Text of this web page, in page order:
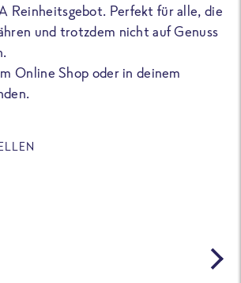
Reinheitsgebot. Perfekt für alle, die
und trotzdem nicht auf Genuss
Online Shop oder in deinem